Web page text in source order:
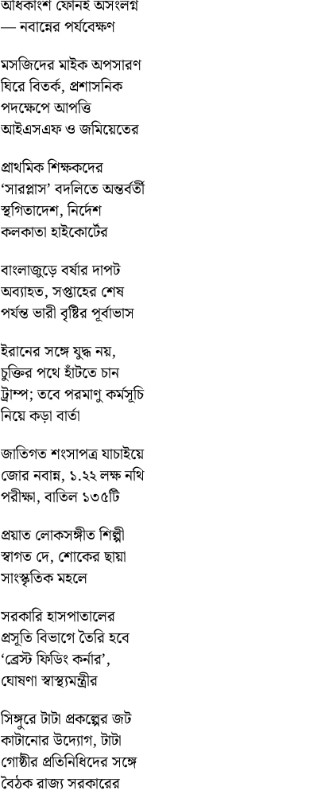
অধিকাংশ ফোনই অসংলগ্ন
— নবান্নের পর্যবেক্ষণ
মসজিদের মাইক অপসারণ
ঘিরে বিতর্ক, প্রশাসনিক
পদক্ষেপে আপত্তি
আইএসএফ ও জমিয়েতের
প্রাথমিক শিক্ষকদের
‘সারপ্লাস’ বদলিতে অন্তর্বর্তী
স্থগিতাদেশ, নির্দেশ
কলকাতা হাইকোর্টের
বাংলাজুড়ে বর্ষার দাপট
অব্যাহত, সপ্তাহের শেষ
পর্যন্ত ভারী বৃষ্টির পূর্বাভাস
ইরানের সঙ্গে যুদ্ধ নয়,
চুক্তির পথে হাঁটতে চান
ট্রাম্প; তবে পরমাণু কর্মসূচি
নিয়ে কড়া বার্তা
জাতিগত শংসাপত্র যাচাইয়ে
জোর নবান্ন, ১.২২ লক্ষ নথি
পরীক্ষা, বাতিল ১৩৫টি
প্রয়াত লোকসঙ্গীত শিল্পী
স্বাগত দে, শোকের ছায়া
সাংস্কৃতিক মহলে
সরকারি হাসপাতালের
প্রসূতি বিভাগে তৈরি হবে
‘ব্রেস্ট ফিডিং কর্নার’,
ঘোষণা স্বাস্থ্যমন্ত্রীর
সিঙ্গুরে টাটা প্রকল্পের জট
কাটানোর উদ্যোগ, টাটা
গোষ্ঠীর প্রতিনিধিদের সঙ্গে
বৈঠক রাজ্য সরকারের